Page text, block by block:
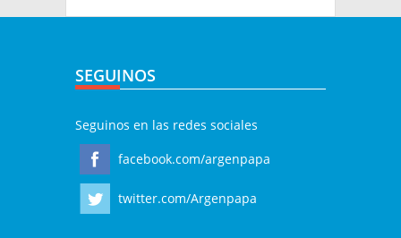
SEGUINOS
Seguinos en las redes sociales
facebook.com/argenpapa
twitter.com/Argenpapa